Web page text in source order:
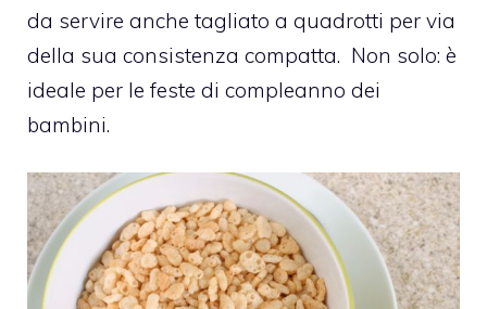
da servire anche tagliato a quadrotti per via
della sua consistenza compatta. Non solo: è
ideale per le feste di compleanno dei
bambini.